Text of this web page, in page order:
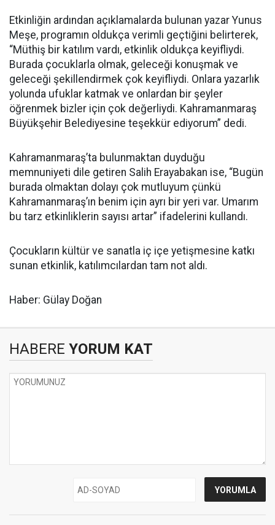
Etkinliğin ardından açıklamalarda bulunan yazar Yunus
Meşe, programın oldukça verimli geçtiğini belirterek,
“Müthiş bir katılım vardı, etkinlik oldukça keyifliydi.
Burada çocuklarla olmak, geleceği konuşmak ve
geleceği şekillendirmek çok keyifliydi. Onlara yazarlık
yolunda ufuklar katmak ve onlardan bir şeyler
öğrenmek bizler için çok değerliydi. Kahramanmaraş
Büyükşehir Belediyesine teşekkür ediyorum” dedi.
Kahramanmaraş’ta bulunmaktan duyduğu
memnuniyeti dile getiren Salih Erayabakan ise, “Bugün
burada olmaktan dolayı çok mutluyum çünkü
Kahramanmaraş’ın benim için ayrı bir yeri var. Umarım
bu tarz etkinliklerin sayısı artar” ifadelerini kullandı.
Çocukların kültür ve sanatla iç içe yetişmesine katkı
sunan etkinlik, katılımcılardan tam not aldı.
Haber: Gülay Doğan
HABERE YORUM KAT